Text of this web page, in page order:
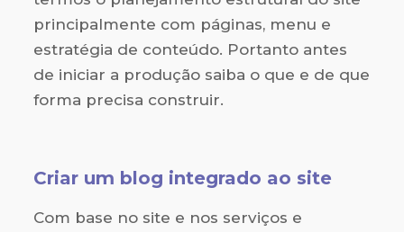
principalmente com páginas, menu e
estratégia de conteúdo. Portanto antes
de iniciar a produção saiba o que e de que
forma precisa construir.
Criar um blog integrado ao site
Com base no site e nos serviços e